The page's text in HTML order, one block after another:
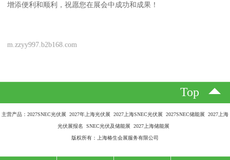
增添便利和顺利，祝愿您在展会中成功和成果！
m.zzyy997.b2b168.com
Top
主营产品：2027SNEC光伏展 2027年上海光伏展 2027上海SNEC光伏展 2027SNEC储能展 2027上海
光伏展报名 SNEC光伏及储能展 2027上海储能展
版权所有：上海椿生会展服务有限公司